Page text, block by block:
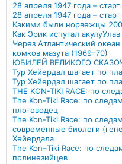
28 апреля 1947 года –
28 апреля 1947 года –
Какими были норвежцы 200
Как Эрик испугал акулу
Через Атлантический
комков мазута (1969–70)
ЮБИЛЕЙ ВЕЛИКОГО
Тур Хейердал шагает по
Тур Хейердал шагает по
THE KON-TIKI RACE: по
Тhe Kon-Tiki Race: по
плотоводец
Тhe Kon-Tiki Race: по
современные биологи
Хейердала
The Kon–Tiki Race: по
полинезийцев